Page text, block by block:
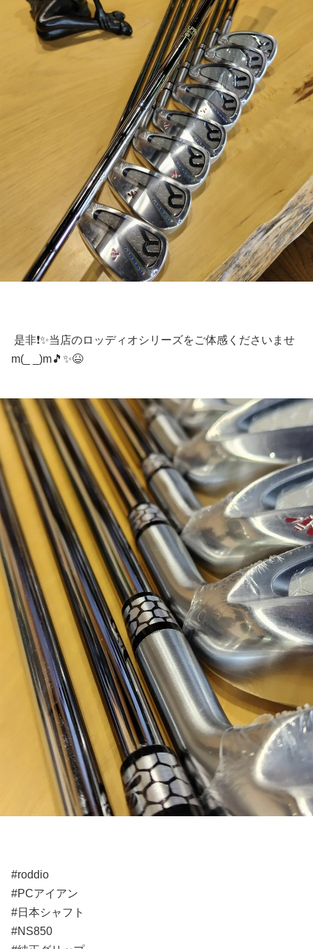
是非❗✨当店のロッディオシリーズをご体感くださいませ
m(_ _)m🎵✨😆
#roddio
#PCアイアン
#日本シャフト
#NS850